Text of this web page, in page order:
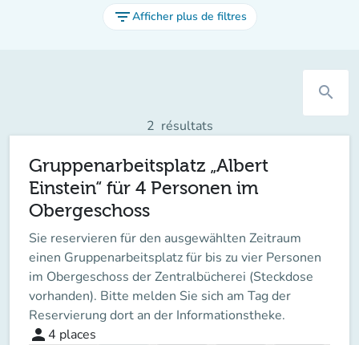
filter_listAfficher plus de filtres
search
2 résultats
Gruppenarbeitsplatz „Albert
Einstein“ für 4 Personen im
Obergeschoss
Sie reservieren für den ausgewählten Zeitraum
einen Gruppenarbeitsplatz für bis zu vier Personen
im Obergeschoss der Zentralbücherei (Steckdose
vorhanden). Bitte melden Sie sich am Tag der
Reservierung dort an der Informationstheke.
person 4 places